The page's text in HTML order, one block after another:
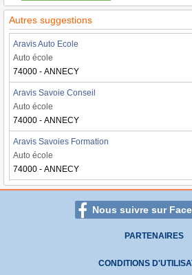
Autres suggestions
Aravis Auto Ecole
Auto école
74000 - ANNECY
Aravis Savoie Conseil
Auto école
74000 - ANNECY
Aravis Savoies Formation
Auto école
74000 - ANNECY
Nous suivre sur
PARTENAIRES
CONDITIONS